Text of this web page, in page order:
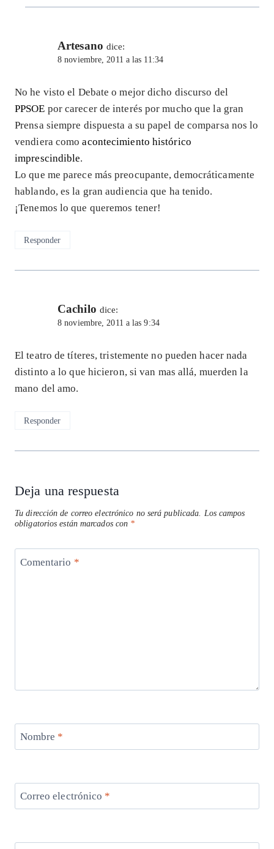
Artesano dice:
8 noviembre, 2011 a las 11:34
No he visto el Debate o mejor dicho discurso del
PPSOE por carecer de interés por mucho que la gran
Prensa siempre dispuesta a su papel de comparsa nos lo
vendiera comoacontecimiento histórico
imprescindible.
Lo que me parece más preocupante, democráticamente
hablando, es la gran audiencia que ha tenido.
¡Tenemos lo que queremos tener!
Responder
Cachilo dice:
8 noviembre, 2011 a las 9:34
El teatro de títeres, tristemente no pueden hacer nada
distinto a lo que hicieron, si van mas allá, muerden la
mano del amo.
Responder
Deja una respuesta
Tu dirección de correo electrónico no será publicada. Los campos
obligatorios están marcados con *
Comentario *
Nombre *
Correo electrónico *